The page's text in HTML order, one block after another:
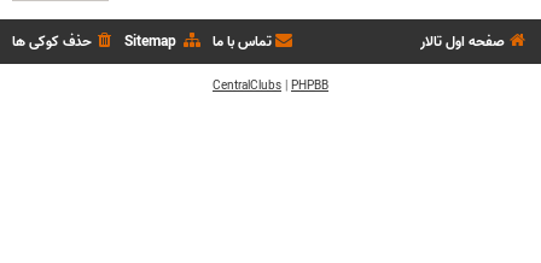
صفحه اول تالار حذف کوکی ها Sitemap تماس با ما
PHPBB
|
CentralClubs